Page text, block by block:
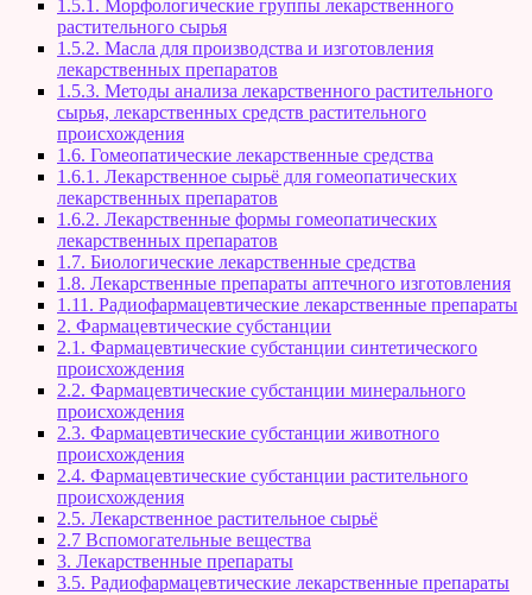
1.5.1. Морфологические группы лекарственного
растительного сырья
1.5.2. Масла для производства и изготовления
лекарственных препаратов
1.5.3. Методы анализа лекарственного растительного
сырья, лекарственных средств растительного
происхождения
1.6. Гомеопатические лекарственные средства
1.6.1. Лекарственное сырьё для гомеопатических
лекарственных препаратов
1.6.2. Лекарственные формы гомеопатических
лекарственных препаратов
1.7. Биологические лекарственные средства
1.8. Лекарственные препараты аптечного изготовления
1.11. Радиофармацевтические лекарственные препараты
2. Фармацевтические субстанции
2.1. Фармацевтические субстанции синтетического
происхождения
2.2. Фармацевтические субстанции минерального
происхождения
2.3. Фармацевтические субстанции животного
происхождения
2.4. Фармацевтические субстанции растительного
происхождения
2.5. Лекарственное растительное сырьё
2.7 Вспомогательные вещества
3. Лекарственные препараты
3.5. Радиофармацевтические лекарственные препараты